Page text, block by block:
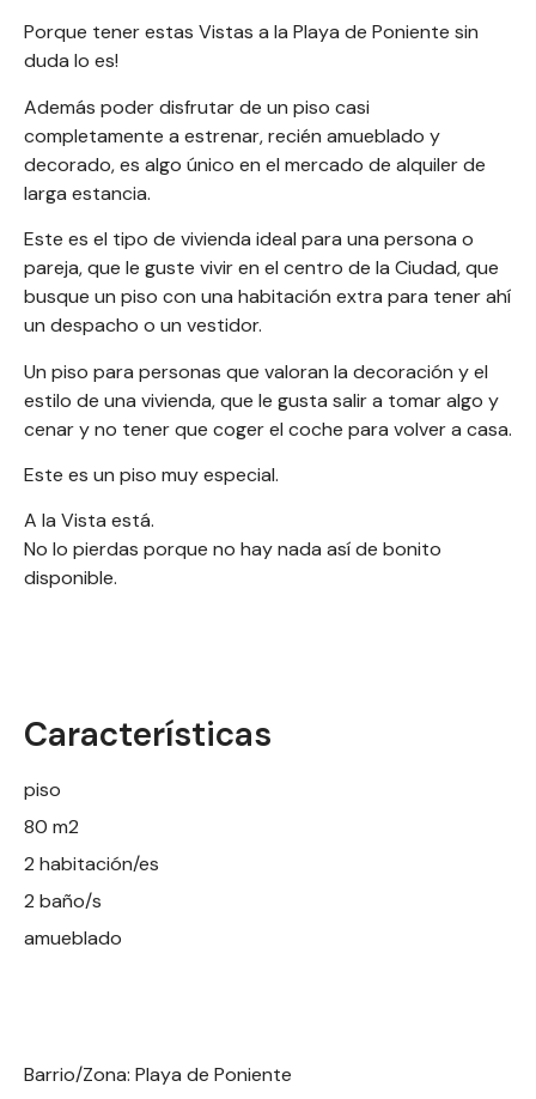
Porque tener estas Vistas a la Playa de Poniente sin
duda lo es!
Además poder disfrutar de un piso casi
completamente a estrenar, recién amueblado y
decorado, es algo único en el mercado de alquiler de
larga estancia.
Este es el tipo de vivienda ideal para una persona o
pareja, que le guste vivir en el centro de la Ciudad, que
busque un piso con una habitación extra para tener ahí
un despacho o un vestidor.
Un piso para personas que valoran la decoración y el
estilo de una vivienda, que le gusta salir a tomar algo y
cenar y no tener que coger el coche para volver a casa.
Este es un piso muy especial.
A la Vista está.
No lo pierdas porque no hay nada así de bonito
disponible.
Características
piso
80 m2
2 habitación/es
2 baño/s
amueblado
Barrio/Zona: Playa de Poniente